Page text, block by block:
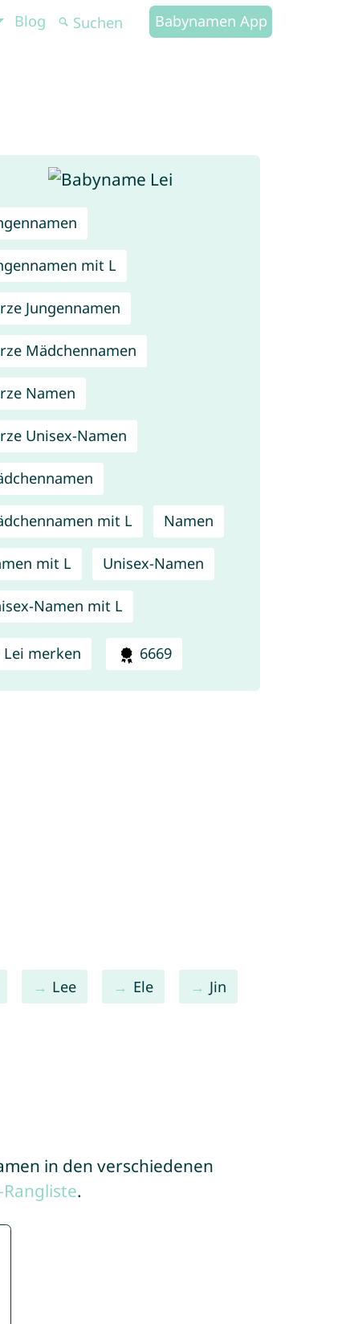
Blog Babynamen App
mit L
Jungennamen
Mädchennamen
Namen
Unisex-Namen
mit L Namen
mit L Unisex-Namen
Namen mit L
Lei merken 6669
Lee Ele Jin
in den verschiedenen
.